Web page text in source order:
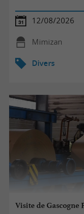
12/08/2026
Mimizan
Divers
Visite de Gascogne